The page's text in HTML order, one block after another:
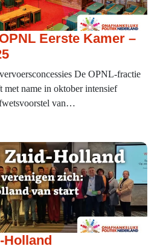
Eerste Kamer –
De OPNL-fractie
met name in oktober intensief
van…
Holland